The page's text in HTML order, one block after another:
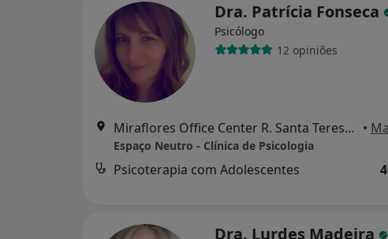
Dra. Patrícia Fonseca
Psicólogo
12 opiniões
Miraflores Office Center R. Santa Teresa do Menino Jesus n.º 6, 14 A, Lisboa •
Espaço Neutro - Clínica de Psicologia
Psicoterapia com Adolescentes
Dra. Lurdes Madeira